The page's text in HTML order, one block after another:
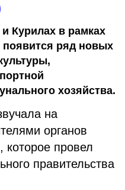
Курилах в рамках
ряд новых
хозяйства.
на
органов
которое провел
правительства